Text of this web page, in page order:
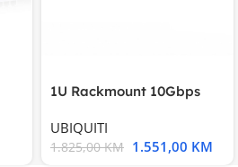
1U Rackmount 10Gbps
UBIQUITI
1.825,00KM 1.551,00 KM